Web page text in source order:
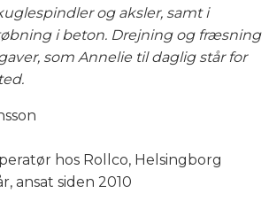
og aksler, samt i
i beton. Drejning og fræsning
som Annelie til daglig står for
hos Rollco, Helsingborg
ansat siden 2010